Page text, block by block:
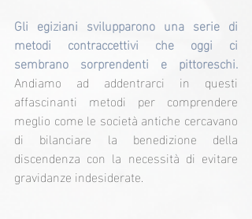
Gli egiziani svilupparono una serie di
metodi contraccettivi che oggi ci
Andiamo ad addentrarci in questi
affascinanti metodi per comprendere
meglio come le società antiche cercavano
di bilanciare la benedizione della
discendenza con la necessità di evitare
gravidanze indesiderate.